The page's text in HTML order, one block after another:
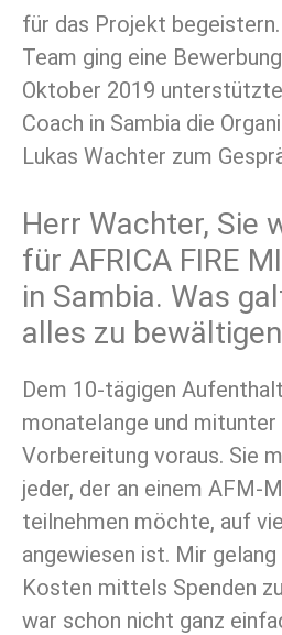
für das Projekt
Team ging eine
Oktober 2019
Coach in Sambia die
Lukas Wachter zum
Herr Wachter, Sie
für AFRICA FIRE
in Sambia. Was
alles zu
Dem 10-tägigen
monatelange und mitunter
Vorbereitung voraus. Sie
jeder, der an einem AFM-
teilnehmen möchte, auf
angewiesen ist. Mir
Kosten mittels Spenden
war schon nicht ganz